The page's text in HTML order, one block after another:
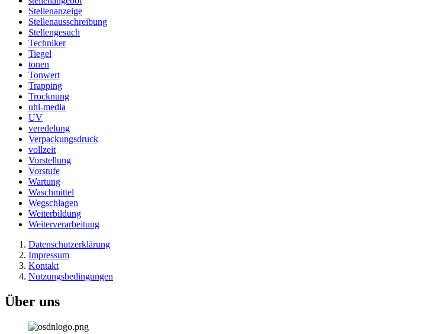
Stellenanzeige
Stellenausschreibung
Stellengesuch
Techniker
Tiegel
tonen
Tonwert
Trapping
Trocknung
uhl-media
UV
veredelung
Verpackungsdruck
vollzeit
Vorstellung
Vorstufe
Wartung
Waschmittel
Wegschlagen
Weiterbildung
Weiterverarbeitung
Datenschutzerklärung
Impressum
Kontakt
Nutzungsbedingungen
Über uns